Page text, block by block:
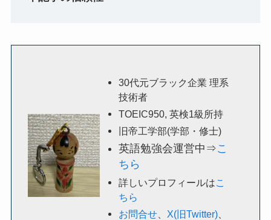
30代元ブラック企業 理系
技術者
TOEIC950, 英検1級所持
旧帝工学部(学部・修士)
英語勉強会運営中⇒こ
ちら
詳しいプロフィールはこ
ちら
お問合せ、 X(旧Twitter)、